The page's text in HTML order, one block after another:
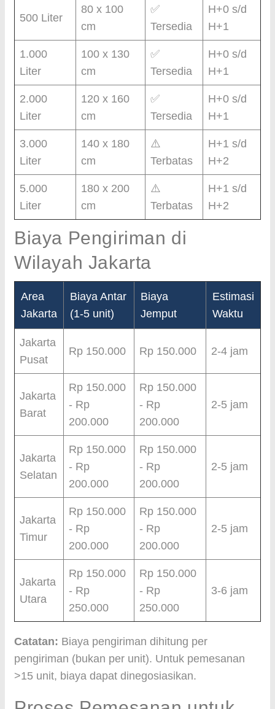
500 Liter
80 x 100
cm
✅
Tersedia
H+0 s/d
H+1
1.000
Liter
100 x 130
cm
✅
Tersedia
H+0 s/d
H+1
2.000
Liter
120 x 160
cm
✅
Tersedia
H+0 s/d
H+1
3.000
Liter
140 x 180
cm
⚠️
Terbatas
H+1 s/d
H+2
5.000
Liter
180 x 200
cm
⚠️
Terbatas
H+1 s/d
H+2
Biaya Pengiriman di
Wilayah Jakarta
Area
Jakarta
Biaya Antar
(1-5 unit)
Biaya
Jemput
Estimasi
Waktu
Jakarta
Pusat
Rp 150.000 Rp 150.000 2-4 jam
Jakarta
Barat
Rp 150.000
- Rp
200.000
Rp 150.000
- Rp
200.000
2-5 jam
Jakarta
Selatan
Rp 150.000
- Rp
200.000
Rp 150.000
- Rp
200.000
2-5 jam
Jakarta
Timur
Rp 150.000
- Rp
200.000
Rp 150.000
- Rp
200.000
2-5 jam
Jakarta
Utara
Rp 150.000
- Rp
250.000
Rp 150.000
- Rp
250.000
3-6 jam
Catatan: Biaya pengiriman dihitung per
pengiriman (bukan per unit). Untuk pemesanan
>15 unit, biaya dapat dinegosiasikan.